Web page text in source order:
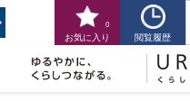
お気に入り
0
閲覧履歴